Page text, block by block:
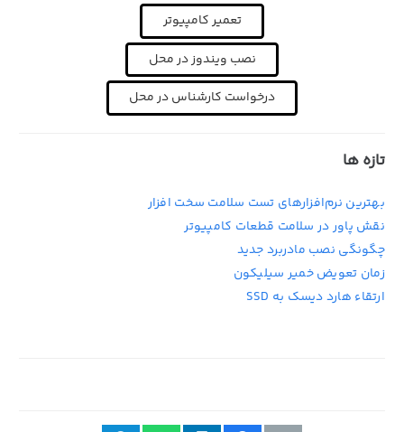
تعمیر کامپیوتر
نصب ویندوز در محل
درخواست کارشناس در محل
تازه ها
بهترین نرم‌افزارهای تست سلامت سخت افزار
نقش پاور در سلامت قطعات کامپیوتر
چگونگی نصب مادربرد جدید
زمان تعویض خمیر سیلیکون
ارتقاء هارد دیسک به SSD